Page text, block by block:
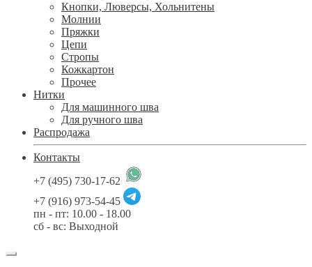
Кнопки, Люверсы, Хольнитены
Молнии
Пряжки
Цепи
Стропы
Кожкартон
Прочее
Нитки
Для машинного шва
Для ручного шва
Распродажа
Контакты
+7 (495) 730-17-62
+7 (916) 973-54-45
пн - пт: 10.00 - 18.00
сб - вс: Выходной